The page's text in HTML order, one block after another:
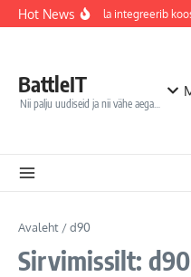
Sisu juurde
Hot NewsJõhvi haigla integreerib
BattleIT
Nii palju uudiseid ja nii vähe aega…
Avaleht /d90
Sirvimissilt: d90